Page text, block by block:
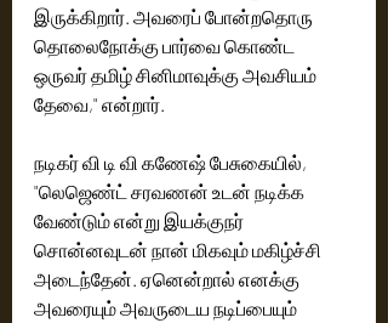
இருக்கிறார். அவரைப் போன்றதொரு
தொலைநோக்கு பார்வை கொண்ட
ஒருவர் தமிழ் சினிமாவுக்கு அவசியம்
தேவை," என்றார்.
நடிகர் வி டி வி கணேஷ் பேசுகையில்,
"லெஜெண்ட் சரவணன் உடன் நடிக்க
வேண்டும் என்று இயக்குந‌ர்
சொன்னவுடன் நான் மிகவும் மகிழ்ச்சி
அடைந்தேன். ஏனென்றால் எனக்கு
அவரையும் அவருடைய நடிப்பையும்